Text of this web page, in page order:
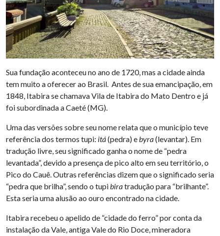
Sua fundação aconteceu no ano de 1720, mas a cidade ainda
tem muito a oferecer ao Brasil. Antes de sua emancipação, em
1848, Itabira se chamava Vila de Itabira do Mato Dentro e já
foi subordinada a Caeté (MG).
Uma das versões sobre seu nome relata que o município teve
referência dos termos tupi: itá(pedra) ebyra(levantar). Em
tradução livre, seu significado ganha o nome de “pedra
levantada”, devido a presença de pico alto em seu território, o
Pico do Cauê. Outras referências dizem que o significado seria
“pedra que brilha”, sendo o tupibiratradução para “brilhante”.
Esta seria uma alusão ao ouro encontrado na cidade.
Itabira recebeu o apelido de “cidade do ferro” por conta da
instalação da Vale, antiga Vale do Rio Doce, mineradora